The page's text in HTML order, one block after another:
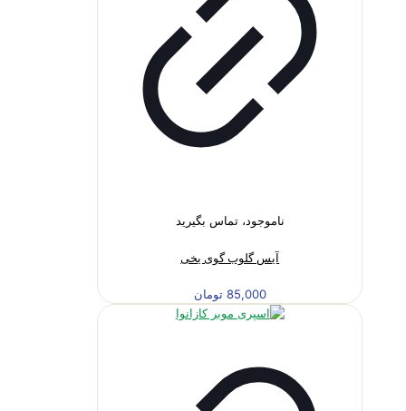
ناموجود، تماس بگیرید
آیس گلوب گوی یخی
85,000 تومان